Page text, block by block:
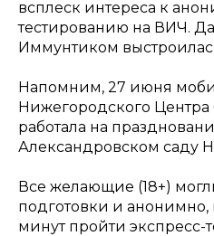
всплеск интереса к
тестированию на ВИЧ.
Иммунтиком
Напомним, 27 июня
Нижегородского
работала на
Александровском саду
Все желающие (18+)
подготовки и анонимно,
минут пройти экспресс-